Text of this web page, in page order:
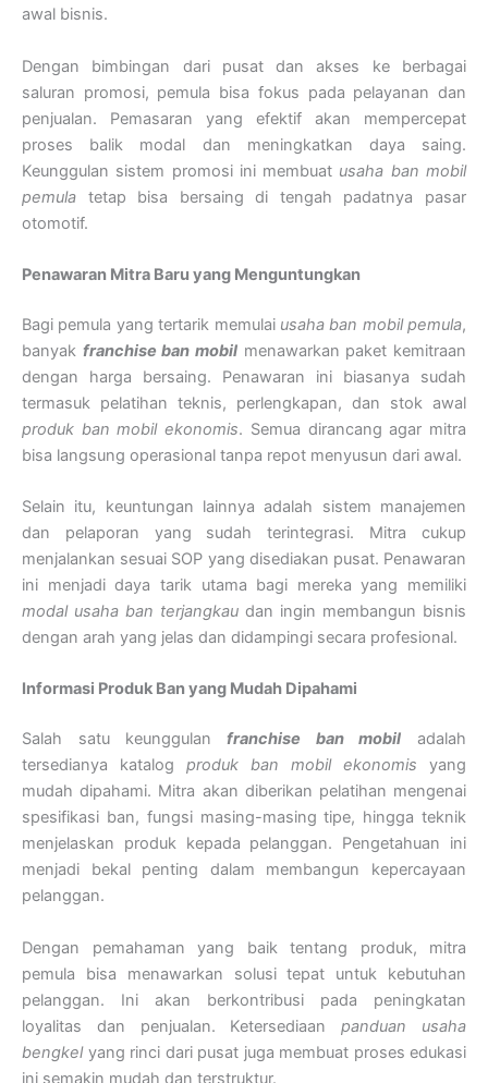
awal bisnis.
Dengan bimbingan dari pusat dan akses ke berbagai
saluran promosi, pemula bisa fokus pada pelayanan dan
penjualan. Pemasaran yang efektif akan mempercepat
proses balik modal dan meningkatkan daya saing.
Keunggulan sistem promosi ini membuat usaha ban mobil
pemula tetap bisa bersaing di tengah padatnya pasar
otomotif.
Penawaran Mitra Baru yang Menguntungkan
Bagi pemula yang tertarik memulai usaha ban mobil pemula,
banyak franchise ban mobil menawarkan paket kemitraan
dengan harga bersaing. Penawaran ini biasanya sudah
termasuk pelatihan teknis, perlengkapan, dan stok awal
produk ban mobil ekonomis. Semua dirancang agar mitra
bisa langsung operasional tanpa repot menyusun dari awal.
Selain itu, keuntungan lainnya adalah sistem manajemen
dan pelaporan yang sudah terintegrasi. Mitra cukup
menjalankan sesuai SOP yang disediakan pusat. Penawaran
ini menjadi daya tarik utama bagi mereka yang memiliki
modal usaha ban terjangkau dan ingin membangun bisnis
dengan arah yang jelas dan didampingi secara profesional.
Informasi Produk Ban yang Mudah Dipahami
Salah satu keunggulan franchise ban mobil adalah
tersedianya katalog produk ban mobil ekonomis yang
mudah dipahami. Mitra akan diberikan pelatihan mengenai
spesifikasi ban, fungsi masing-masing tipe, hingga teknik
menjelaskan produk kepada pelanggan. Pengetahuan ini
menjadi bekal penting dalam membangun kepercayaan
pelanggan.
Dengan pemahaman yang baik tentang produk, mitra
pemula bisa menawarkan solusi tepat untuk kebutuhan
pelanggan. Ini akan berkontribusi pada peningkatan
loyalitas dan penjualan. Ketersediaanpanduan usaha
bengkelyang rinci dari pusat juga membuat proses edukasi
ini semakin mudah dan terstruktur.